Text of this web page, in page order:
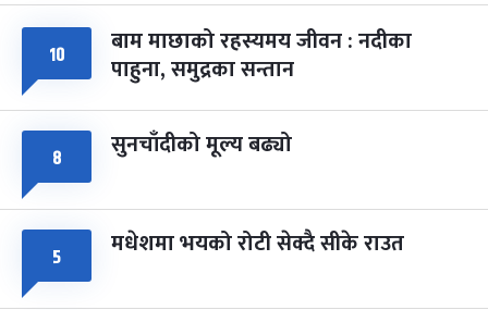
८ फागुपूर्णिमा
चैत्र ८, २०८३-Mar 22, 2027
७ महिना बाँकी
१० बाम माछाको रहस्यमय जीवन : नदीका
पाहुना, समुद्रका सन्तान
८ सुनचाँदीको मूल्य बढ्यो
५ मधेशमा भयको रोटी सेक्दै सीके राउत